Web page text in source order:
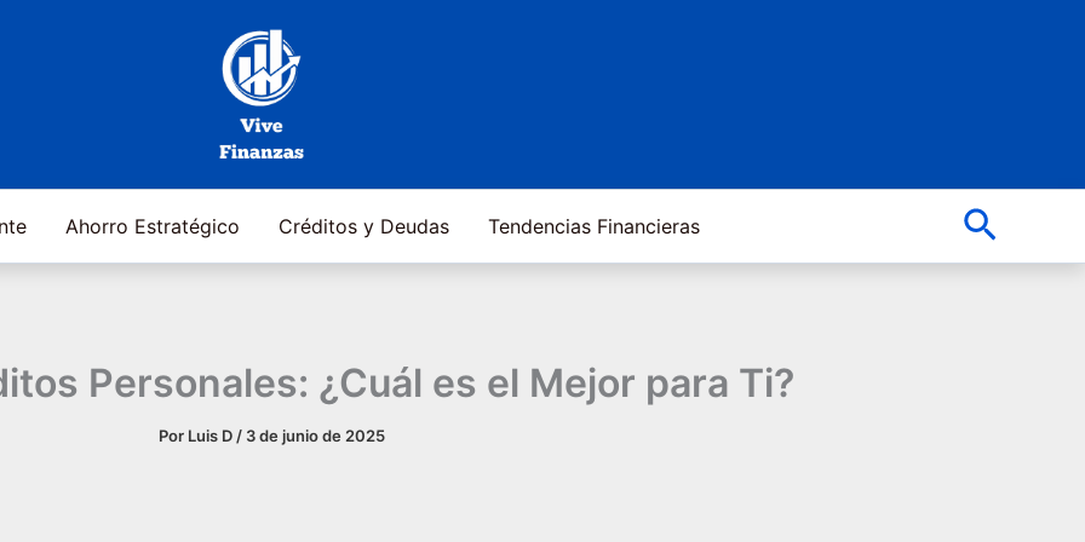
Ahorro Estratégico Créditos y Deudas Tendencias Financieras Buscar
Personales: ¿Cuál es el Mejor para Ti?
Por Luis D / 3 de junio de 2025